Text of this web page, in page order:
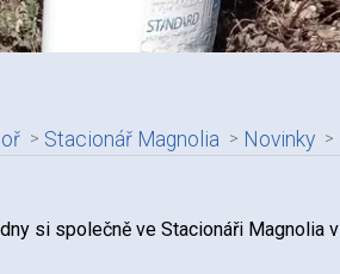
Stacionář Magnolia Novinky
článku
si společně ve Stacionáři Magnolia